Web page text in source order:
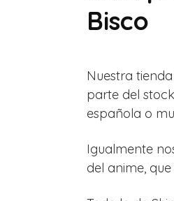
Bisco
Nuestra
parte del
española o
Igualmente
del anime,